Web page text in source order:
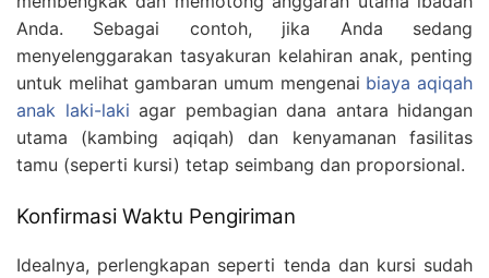
Anda. Sebagai contoh, jika Anda sedang
menyelenggarakan tasyakuran kelahiran anak, penting
untuk melihat gambaran umum mengenai biaya aqiqah
anak laki-laki agar pembagian dana antara hidangan
utama (kambing aqiqah) dan kenyamanan fasilitas
tamu (seperti kursi) tetap seimbang dan proporsional.
Konfirmasi Waktu Pengiriman
Idealnya, perlengkapan seperti tenda dan kursi sudah